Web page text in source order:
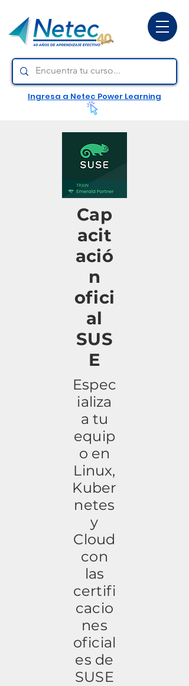
Ingresa a Netec Power Learning
Cap
acit
ació
n
ofici
al
SUS
E
Espec
ializa
a tu
equip
o en
Linux,
Kuber
netes
y
Cloud
con
las
certifi
cacio
nes
oficial
es de
SUSE